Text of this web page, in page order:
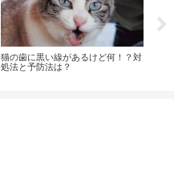
猫の歯に黒い線があるけど何！？対
処法と予防法は？